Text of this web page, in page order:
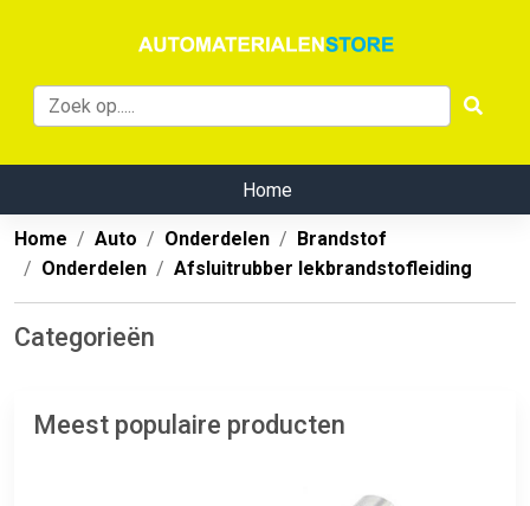
Home
Home Auto Onderdelen
Brandstof
Onderdelen
Afsluitrubber lekbrandstofleiding
Categorieën
Meest populaire producten